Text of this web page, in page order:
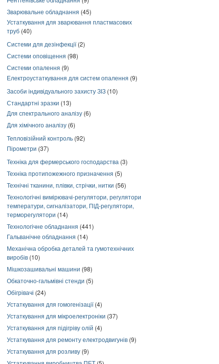
Зварювальне обладнання (45)
Устаткування для зварювання пластмасових
труб (40)
Системи для дезінфекції(2)
Системи оповіщення (98)
Системи опалення (9)
Електроустаткування для систем опалення (9)
Засоби індивідуального захисту ЗІЗ (10)
Стандартні зразки (13)
Для спектрального аналізу (6)
Для хімічного аналізу (6)
Тепловізійний контроль (92)
Пірометри (37)
Техніка для фермерського господарства (3)
Техніка протипожежного призначення (5)
Технічні тканини, плівки, стрічки, нитки (56)
Технологічні вимірювачі-регулятори, регулятори
температури, сигналізатори, ПІД-регулятори,
терморегулятори (14)
Технологічне обладнання (441)
Гальванічне обладнання (14)
Механічна обробка деталей та гумотехнічних
виробів (10)
Мішкозашивальні машини (98)
Обкаточно-гальмівні стенди (5)
Обігрівачі (24)
Устаткування для гомогенізації(4)
Устаткування для мікроелектроніки (37)
Устаткування для підігріву олій (4)
Устаткування для ремонту електродвигунів (9)
Устаткування для розливу (9)